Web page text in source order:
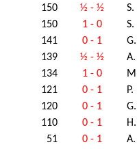
150 ½ - ½
150 1 - 0
141 0 - 1
139 ½ - ½
134 1 - 0
121 0 - 1
120 0 - 1
110 0 - 1
51 0 - 1